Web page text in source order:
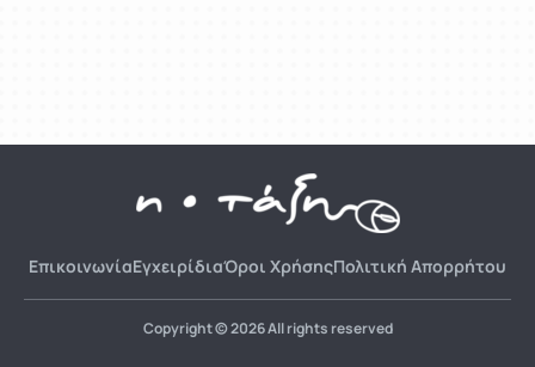
ΕπικοινωνίαΕγχειρίδιαΌροι ΧρήσηςΠολιτική Απορρήτου
Copyright © 2026 All rights reserved